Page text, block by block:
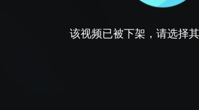
该视频已被下架，请选择